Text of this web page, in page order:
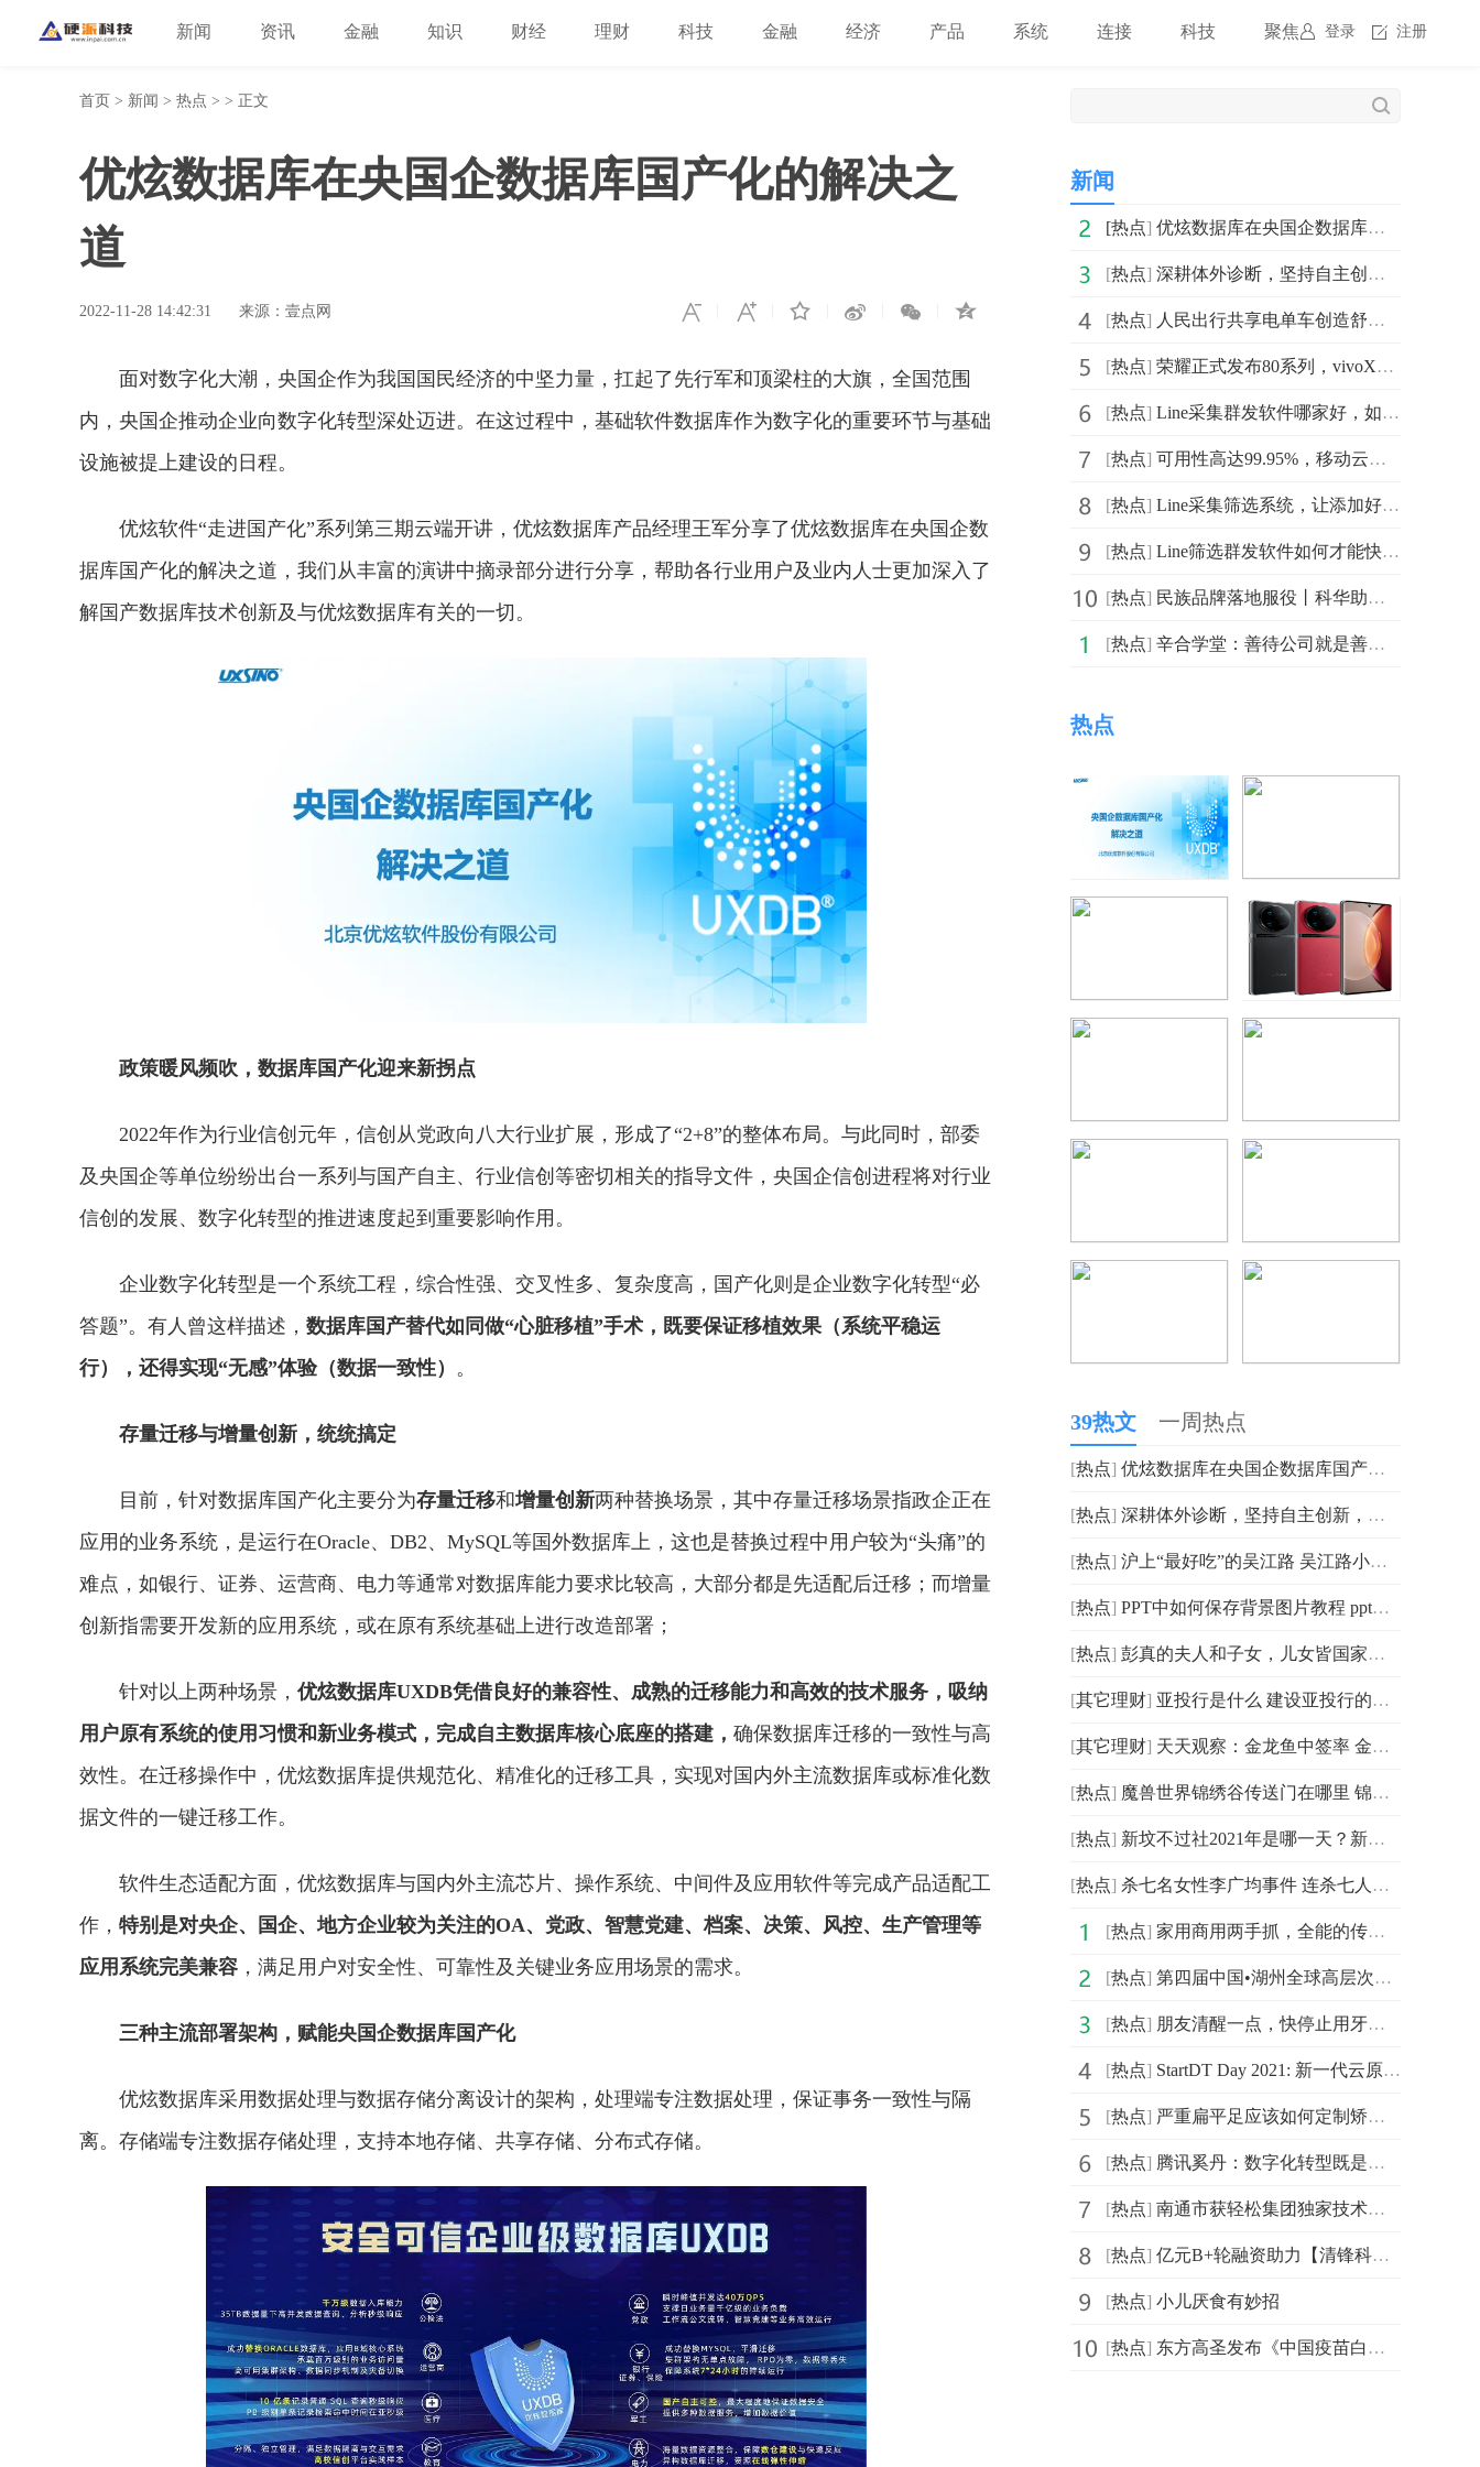
登录 注册
新闻 资讯 金融 知识 财经 理财 科技 金融 经济 产品 系统 连接 科技 聚焦
首页 > 新闻 > 热点 > > 正文
优炫数据库在央国企数据库国产化的解决之
道
2022-11-28 14:42:31 来源：壹点网
面对数字化大潮，央国企作为我国国民经济的中坚力量，扛起了先行军和顶梁柱的大旗，全国范围
内，央国企推动企业向数字化转型深处迈进。在这过程中，基础软件数据库作为数字化的重要环节与基础
设施被提上建设的日程。
优炫软件“走进国产化”系列第三期云端开讲，优炫数据库产品经理王军分享了优炫数据库在央国企数
据库国产化的解决之道，我们从丰富的演讲中摘录部分进行分享，帮助各行业用户及业内人士更加深入了
解国产数据库技术创新及与优炫数据库有关的一切。
政策暖风频吹，数据库国产化迎来新拐点
2022年作为行业信创元年，信创从党政向八大行业扩展，形成了“2+8”的整体布局。与此同时，部委
及央国企等单位纷纷出台一系列与国产自主、行业信创等密切相关的指导文件，央国企信创进程将对行业
信创的发展、数字化转型的推进速度起到重要影响作用。
企业数字化转型是一个系统工程，综合性强、交叉性多、复杂度高，国产化则是企业数字化转型“必
答题”。有人曾这样描述， 数据库国产替代如同做“心脏移植”手术，既要保证移植效果（系统平稳运
行），还得实现“无感”体验（数据一致性） 。
存量迁移与增量创新，统统搞定
目前，针对数据库国产化主要分为存量迁移和增量创新两种替换场景，其中存量迁移场景指政企正在
应用的业务系统，是运行在Oracle、DB2、MySQL等国外数据库上，这也是替换过程中用户较为“头痛”的
难点，如银行、证券、运营商、电力等通常对数据库能力要求比较高，大部分都是先适配后迁移；而增量
创新指需要开发新的应用系统，或在原有系统基础上进行改造部署；
针对以上两种场景， 优炫数据库UXDB凭借良好的兼容性、成熟的迁移能力和高效的技术服务，吸纳
用户原有系统的使用 习惯和新业务模式，完成自主数据库核心底座的搭建， 确保数据库迁移的一致性与高
效性。在迁移操作中，优炫数据库提供规范化、精准化的迁移工具，实现对国内外主流数据库或标准化数
据文件的一键迁移工作。
软件生态适配方面，优炫数据库与国内外主流芯片、操作系统、中间件及应用软件等完成产品适配工
作， 特别是对央企、国企、地方企业较为关注的OA、党政、智慧党建、档案、决策、风控、生产管理等
应用系统完美兼容 ，满足用户对安全性、可靠性及关键业务应用场景的需求。
三种主流部署架构，赋能央国企数据库国产化
优炫数据库采用数据处理与数据存储分离设计的架构，处理端专注数据处理，保证事务一致性与隔
离。存储端专注数据存储处理，支持本地存储、共享存储、分布式存储。
新闻
[热点] 优炫数据库在央国企数据库国产化的解决之道
[热点] 深耕体外诊断，坚持自主创新，菲鹏生物愈发生机强劲！
[热点] 人民出行共享电单车创造舒适骑行体验，推广绿色出行方式
[热点] 荣耀正式发布80系列，vivoX90要“急”了？
[热点] Line采集群发软件哪家好，如何选择呢
[热点] 可用性高达99.95%，移动云云主机助力企业信息化运营
[热点] Line采集筛选系统，让添加好友变得更加轻松
[热点] Line筛选群发软件如何才能快速的完成？
[热点] 民族品牌落地服役丨科华助力证券交易所数据中心低碳安全
[热点] 辛合学堂：善待公司就是善待自己
热点
39热文 一周热点
[热点] 优炫数据库在央国企数据库国产化的解决之道
[热点] 深耕体外诊断，坚持自主创新，菲鹏生物愈发生机强劲！
[热点] 沪上“最好吃”的吴江路 吴江路小吃街 世界报道
[热点] PPT中如何保存背景图片教程 ppt背景图保存:环球新要闻
[热点] 彭真的夫人和子女，儿女皆国家栋梁，女儿是总经理，次子
[其它理财] 亚投行是什么 建设亚投行的意义
[其它理财] 天天观察：金龙鱼中签率 金龙鱼是什么
[热点] 魔兽世界锦绣谷传送门在哪里 锦绣谷传送门在哪_天天报资讯
[热点] 新坟不过社2021年是哪一天？新坟不过社具体是什么意思？
[热点] 杀七名女性李广均事件 连杀七人的李广均
[热点] 家用商用两手抓，全能的传祺M6 PRO实在太香
[热点] 第四届中国•湖州全球高层次人才创新创业大赛北京城市赛
[热点] 朋友清醒一点，快停止用牙开瓶盖的迷惑行为
[热点] StartDT Day 2021: 新一代云原生数据中台仰世而来
[热点] 严重扁平足应该如何定制矫正鞋
[热点] 腾讯奚丹：数字化转型既是持久战更是攻坚战
[热点] 南通市获轻松集团独家技术支持，年度民心工程医保南通保
[热点] 亿元B+轮融资助力【清锋科技】拓展齿科、医疗、消费等市场
[热点] 小儿厌食有妙招
[热点] 东方高圣发布《中国疫苗白皮书》， “疫苗投行”苏州启航